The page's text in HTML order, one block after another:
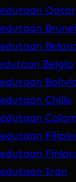
Qatar
Belgia
Chille
Iran